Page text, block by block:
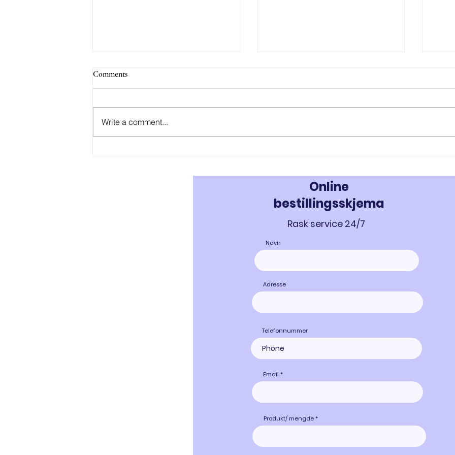
Kjøp AOD-9604 i Norge
Kjøp Testolone i Norge
677 i
Comments
Write a comment...
Online
bestillingsskjema
Rask service 24/7
Navn
Adresse
Telefonnummer
Email
Produkt/ mengde